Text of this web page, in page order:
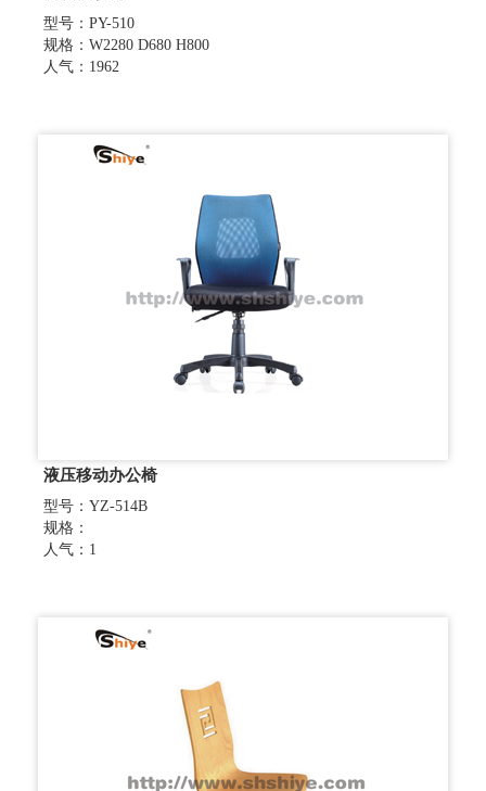
型号：PY-510
规格：W2280 D680 H800
人气：1962
液压移动办公椅
型号：YZ-514B
规格：
人气：1